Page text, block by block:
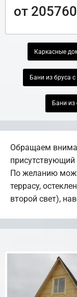
от
Каркасные
Бани из бруса
Бани из
Обращаем
По желанию
террасу,
второй свет),